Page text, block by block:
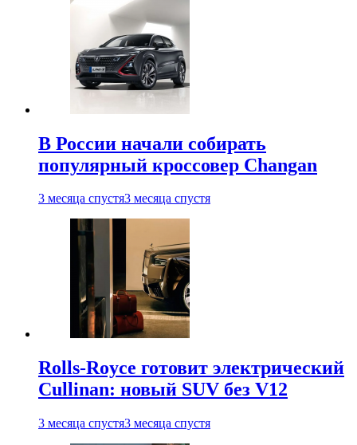
В России начали собирать
популярный кроссовер Changan
3 месяца спустя3 месяца спустя
Rolls-Royce готовит электрический
Cullinan: новый SUV без V12
3 месяца спустя3 месяца спустя